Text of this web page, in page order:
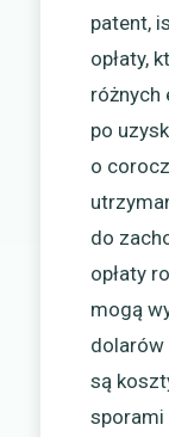
patent,
opłaty,
różnych
po
o
do
opłaty
mogą
dolarów
są
sporami